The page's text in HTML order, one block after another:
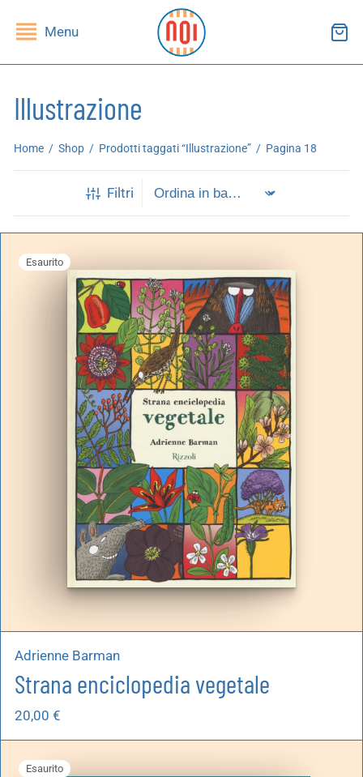
Menu
Illustrazione
Home / Shop / Prodotti taggati “Illustrazione” / Pagina 18
Filtri
Esaurito
Adrienne Barman
Strana enciclopedia vegetale
20,00 €
Esaurito
DI LETTURA